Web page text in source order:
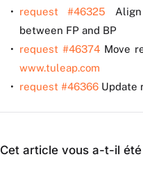
request #46325
between FP and BP
request #46374 Move
www.tuleap.com
request #46366 Update
Cet article vous a-t-il été